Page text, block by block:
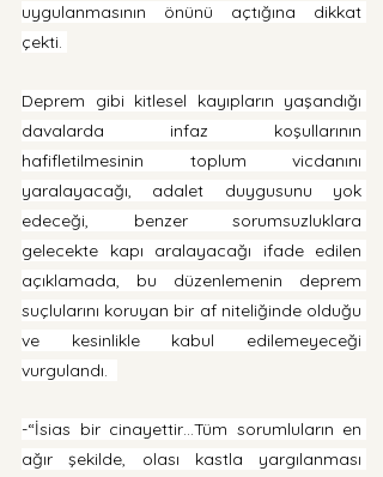
uygulanmasının önünü açtığına dikkat
çekti.
Deprem gibi kitlesel kayıpların yaşandığı
davalarda infaz koşullarının
hafifletilmesinin toplum vicdanını
yaralayacağı, adalet duygusunu yok
edeceği, benzer sorumsuzluklara
gelecekte kapı aralayacağı ifade edilen
açıklamada, bu düzenlemenin deprem
suçlularını koruyan bir af niteliğinde olduğu
ve kesinlikle kabul edilemeyeceği
vurgulandı.
-“İsias bir cinayettir…Tüm sorumluların en
ağır şekilde, olası kastla yargılanması